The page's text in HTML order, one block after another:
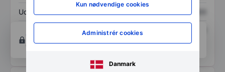
Kun nødvendige cookies
Administrér cookies
Danmark
Udbytte pr. aktie XXXXXXX
Afkast af egenkapital XXXXXXX
Opret konto
for at få adgang til flere diagrammer
og analyse værktøjer.